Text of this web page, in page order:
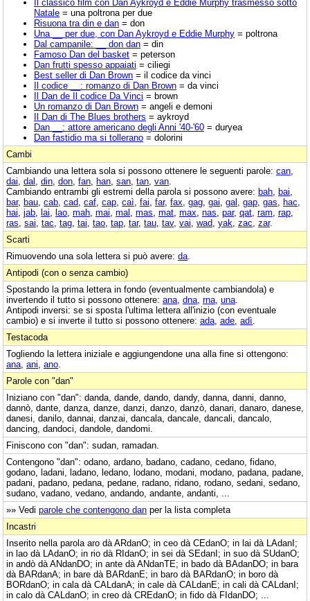
Il classico film con Dan Aykroyd e Eddie Murphy trasmesso sotto
Natale = una poltrona per due
Risuona tra din e dan = don
Una __ per due, con Dan Aykroyd e Eddie Murphy = poltrona
Dal campanile: __ don dan = din
Famoso Dan del basket = peterson
Dan frutti spesso appaiati = ciliegi
Best seller di Dan Brown = il codice da vinci
Il codice __: romanzo di Dan Brown = da vinci
Il Dan de Il codice Da Vinci = brown
Un romanzo di Dan Brown = angeli e demoni
Il Dan di The Blues brothers = aykroyd
Dan __: attore americano degli Anni '40-'60 = duryea
Dan fastidio ma si tollerano = dolorini
Cambi
Cambiando una lettera sola si possono ottenere le seguenti parole: can
dai dal din don fan han san tan van
Cambiando entrambi gli estremi della parola si possono avere: bah bai
bar, bau cab cad caf cap caì fai far, fax gag gai gal gap gas hac
hai jab lai lao mah mai mal mas mat max nas par, qat ram rap
ras sai tac tag tai tao tap tar, tau tav, vai wad yak zac zar.
Scarti
Rimuovendo una sola lettera si può avere: da
Antipodi (con o senza cambio)
Spostando la prima lettera in fondo (eventualmente cambiandola) e
invertendo il tutto si possono ottenere: ana dna rna una
Antipodi inversi: se si sposta l'ultima lettera all'inizio (con eventuale
cambio) e si inverte il tutto si possono ottenere: ada ade adì
Testacoda
Togliendo la lettera iniziale e aggiungendone una alla fine si ottengono:
ana ani ano
Parole con "dan"
Iniziano con "dan": danda, dande, dando, dandy, danna, danni, danno,
dannò, dante, danza, danze, danzi, danzo, danzò, danari, danaro, danese,
danesi, danilo, dannai, danzai, dancala, dancale, dancali, dancalo,
dancing, dandoci, dandole, dandomi.
Finiscono con "dan": sudan, ramadan.
Contengono "dan": odano, ardano, badano, cadano, cedano, fidano,
godano, ladani, ladano, ledano, lodano, modani, modano, padana, padane,
padani, padano, pedana, pedane, radano, ridano, rodano, sedani, sedano,
sudano, vadano, vedano, andando, andante, andanti, ...
»» Vedi parole che contengono dan per la lista completa
Incastri
Inserito nella parola aro dà ARdanO; in ceo dà CEdanO; in lai dà LAdanI;
in lao dà LAdanO; in rio dà RIdanO; in sei dà SEdanI; in suo dà SUdanO;
in andò dà ANdanDO; in ante dà ANdanTE; in bado dà BAdanDO; in bara
dà BARdanA; in bare dà BARdanE; in baro dà BARdanO; in boro dà
BORdanO; in cala dà CALdanA; in cale dà CALdanE; in cali dà CALdanI;
in calo dà CALdanO; in creo dà CREdanO; in fido dà FIdanDO; ...